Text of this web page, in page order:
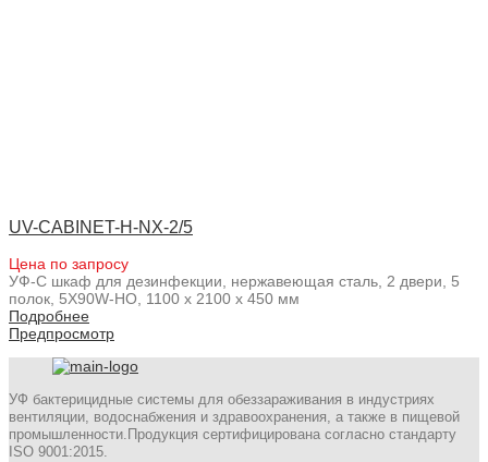
UV-CABINET-H-NX-2/5
Цена по запросу
УФ-С шкаф для дезинфекции, нержавеющая сталь, 2 двери, 5
полок, 5X90W-HO, 1100 x 2100 x 450 мм
Подробнее
Предпросмотр
УФ бактерицидные системы для обеззараживания в индустриях
вентиляции, водоснабжения и здравоохранения, а также в пищевой
промышленности.Продукция сертифицирована согласно стандарту
ISO 9001:2015.